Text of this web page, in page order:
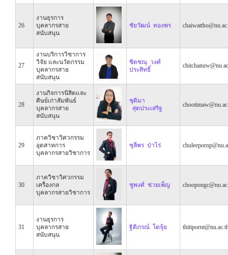
26
งานธุรการ
บุคลากรสาย
สนับสนุน
ชัยวัฒน์ ทองพร
27
งานบริการวิชาการ
วิจัย และนวัตกรรม
บุคลากรสาย
สนับสนุน
ชิตชณุ วงศ์
ประสิทธิ์
28
งานกิจการนิสิตและ
ศิษย์เก่าสัมพันธ์
บุคลากรสาย
สนับสนุน
ชุติมา
สุดประเสริฐ
29
ภาควิชาวิศวกรรม
อุตสาหการ
บุคลากรสายวิชาการ
ชุลีพร ป่าไร่
30
ภาควิชาวิศวกรรม
เครื่องกล
บุคลากรสายวิชาการ
ชูพงศ์ ช่วยเพ็ญ
31
งานธุรการ
บุคลากรสาย
สนับสนุน
ฐิติภรณ์ โตจุ้ย